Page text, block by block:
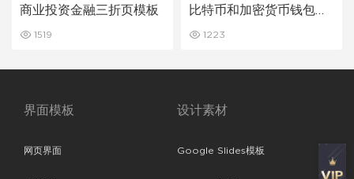
商业投资金融三折页模板
1519
比特币和加密货币钱包应
板
1223
界面模板
网页界面
设计素材
Google Slides模板